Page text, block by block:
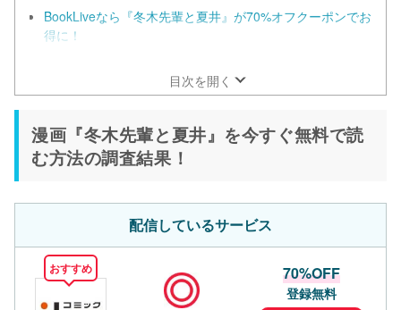
BookLiveなら『冬木先輩と夏井』が70%オフクーポンでお
得に！
目次を開く
漫画『冬木先輩と夏井』を今すぐ無料で読
む方法の調査結果！
配信しているサービス
おすすめ 70%OFF
登録無料